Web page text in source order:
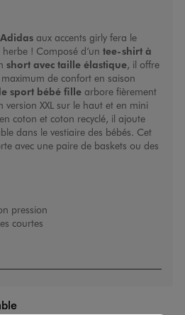
aux accents girly fera le
! Composé d’un tee-shirt à
short avec taille élastique, il offre
de confort en saison
sport bébé fillearbore fièrement
XXL sur le haut et en mini
coton et coton recyclé, il ajoute
dans le vestiaire des bébés. Cet
avec une paire de baskets ou des
pression
courtes